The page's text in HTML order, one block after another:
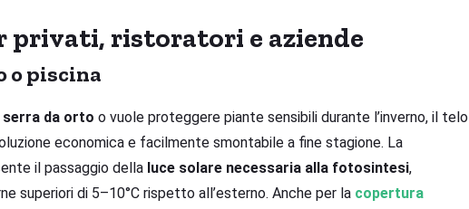
privati, ristoratori e aziende
o piscina
serra da orto o vuole proteggere piante sensibili durante l’inverno, il telo
economica e facilmente smontabile a fine stagione. La
il passaggio della luce solare necessaria alla fotosintesi,
superiori di 5–10°C rispetto all’esterno. Anche per la copertura